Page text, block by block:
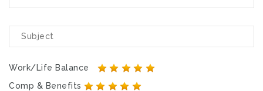
Work/Life Balance
Comp & Benefits